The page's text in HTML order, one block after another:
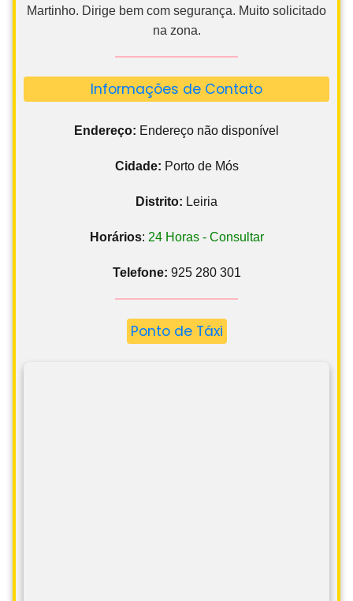
Martinho. Dirige bem com segurança. Muito solicitado
na zona.
Informações de Contato
Endereço: Endereço não disponível
Cidade: Porto de Mós
Distrito: Leiria
Horários: 24 Horas - Consultar
Telefone: 925 280 301
Ponto de Táxi